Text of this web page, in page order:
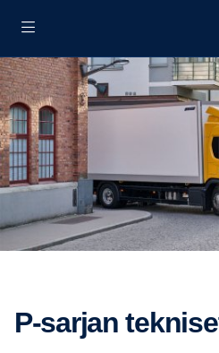
P-​sarjan